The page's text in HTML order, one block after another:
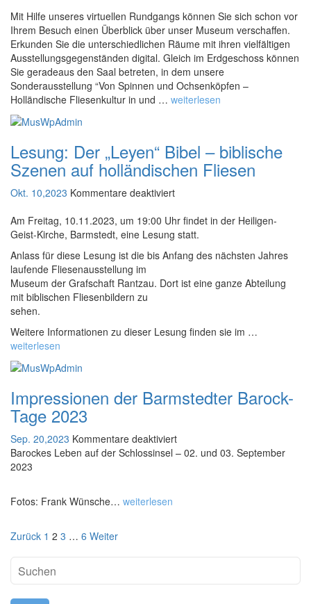
e
i
c
h
n
g
c
h
t
s
l
e
s
u
g
ü
r
D
i
g
i
t
a
e
r
3
6
-
G
r
a
d
-
R
n
d
g
n
g
d
u
r
c
u
e
u
s
Mit Hilfe unseres virtuellen Rundgangs können Sie sich schon vor
Ihrem Besuch einen Überblick über unser Museum verschaffen.
Erkunden Sie die unterschiedlichen Räume mit ihren vielfältigen
Ausstellungsgegenständen digital. Gleich im Erdgeschoss können
Sie geradeaus den Saal betreten, in dem unsere
Sonderausstellung “Von Spinnen und Ochsenköpfen –
Holländische Fliesenkultur in und … weiterlesen
Lesung: Der „Leyen“ Bibel – biblische
Szenen auf holländischen Fliesen
Okt. 10,2023 Kommentare deaktiviert
ü
r
L
e
s
u
n
D
e
r
e
y
e
n“
B
i
e
b
i
Am Freitag, 10.11.2023, um 19:00 Uhr findet in der Heiligen-
Geist-Kirche, Barmstedt, eine Lesung statt.
Anlass für diese Lesung ist die bis Anfang des nächsten Jahres
laufende Fliesenausstellung im
Museum der Grafschaft Rantzau. Dort ist eine ganze Abteilung
mit biblischen Fliesenbildern zu
sehen.
Weitere Informationen zu dieser Lesung finden sie im …
weiterlesen
Impressionen der Barmstedter Barock-
Tage 2023
Sep. 20,2023 Kommentare deaktiviert
f
ü
I
r
e
s
i
Barockes Leben auf der Schlossinsel – 02. und 03. September
2023
Fotos: Frank Wünsche… weiterlesen
Zurück 1 2 3 … 6 Weiter